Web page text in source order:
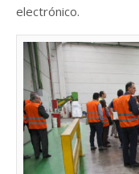
electrónico.